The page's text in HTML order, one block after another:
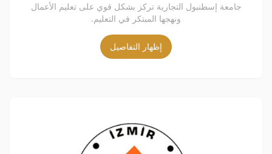
جامعة إسطنبول التجارية تركز بشكل قوي على تعليم الأعمال
ونهجها المبتكر في التعليم.
إظهار التفاصيل